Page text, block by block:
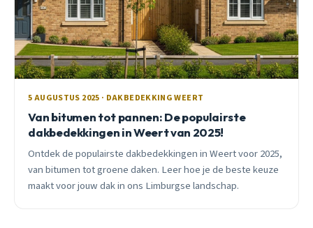
5 AUGUSTUS 2025 · DAKBEDEKKING WEERT
Van bitumen tot pannen: De populairste
dakbedekkingen in Weert van 2025!
Ontdek de populairste dakbedekkingen in Weert voor 2025,
van bitumen tot groene daken. Leer hoe je de beste keuze
maakt voor jouw dak in ons Limburgse landschap.